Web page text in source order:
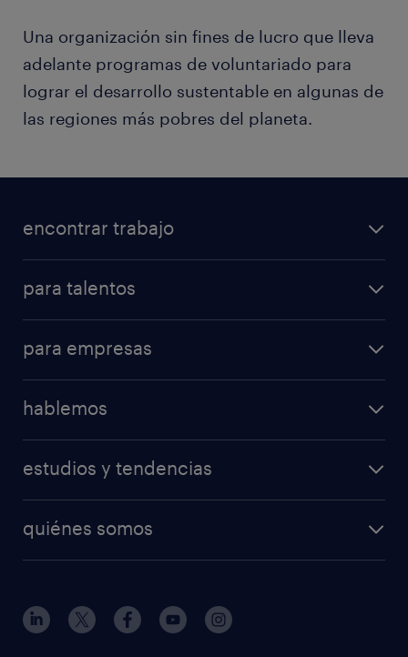
Una organización sin fines de lucro que lleva
adelante programas de voluntariado para
lograr el desarrollo sustentable en algunas de
las regiones más pobres del planeta.
encontrar trabajo
para talentos
para empresas
hablemos
estudios y tendencias
quiénes somos